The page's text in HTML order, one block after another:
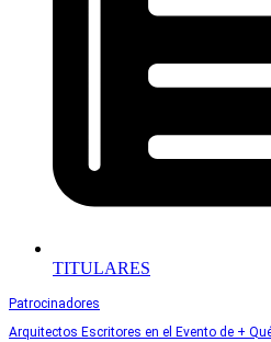
TITULARES
Patrocinadores
Arquitectos Escritores en el Evento de +